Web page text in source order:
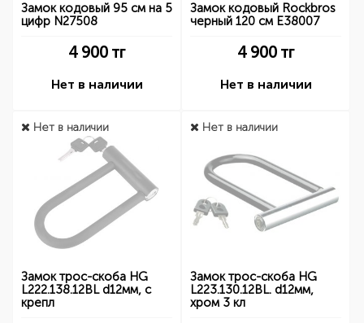
Замок кодовый 95 см на 5
цифр N27508
4 900 тг
Нет в наличии
Замок кодовый Rockbros
черный 120 см E38007
4 900 тг
Нет в наличии
Нет в наличии
Замок трос-скоба HG
L222.138.12BL d12мм, с
крепл
Нет в наличии
Замок трос-скоба HG
L223.130.12BL. d12мм,
хром 3 кл